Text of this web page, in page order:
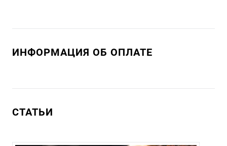
ИНФОРМАЦИЯ ОБ ОПЛАТЕ
СТАТЬИ